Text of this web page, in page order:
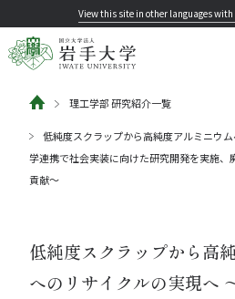
View this site in other languages with
理工学部 研究紹介一覧
低純度スクラップから高純度アルミニウ
学連携で社会実装に向けた研究開発を実施、
貢献～
低純度スクラップから高
へのリサイクルの実現へ